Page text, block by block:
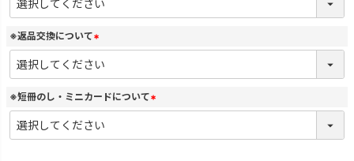
必
須
)
※返品交換について
(
必
須
)
※短冊のし・ミニカードについて
(
須